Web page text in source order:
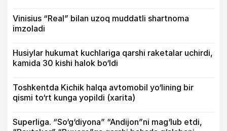
Vinisius “Real” bilan uzoq muddatli shartnoma
imzoladi
Husiylar hukumat kuchlariga qarshi raketalar uchirdi,
kamida 30 kishi halok bo‘ldi
Toshkentda Kichik halqa avtomobil yo‘lining bir
qismi to‘rt kunga yopildi (xarita)
Superliga. “So‘g‘diyona” “Andijon”ni mag‘lub etdi,